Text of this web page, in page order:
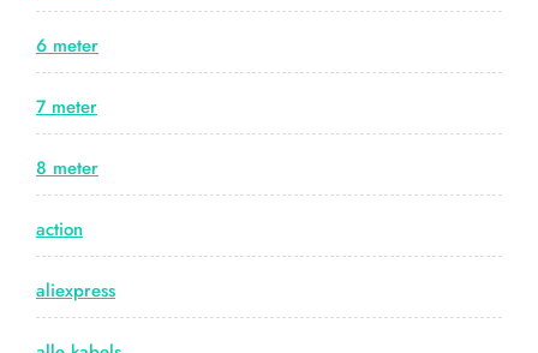
6 meter
7 meter
8 meter
action
aliexpress